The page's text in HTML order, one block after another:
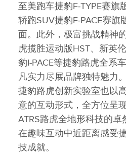
至美跑车捷豹F‑TYPE赛旗
轿跑SUV捷豹F‑PACE赛
面。此外，极富挑战精神
虎揽胜运动版HST、新英
豹I‑PACE等捷豹路虎全系
凡实力尽展品牌独特魅力
捷豹路虎创新实验室也以
意的互动形式，全方位呈
ATRS路虎全地形科技的
在趣味互动中近距离感受
技成就。